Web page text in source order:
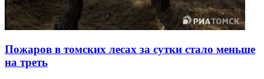
Пожаров в томских лесах за сутки стало меньше
на треть